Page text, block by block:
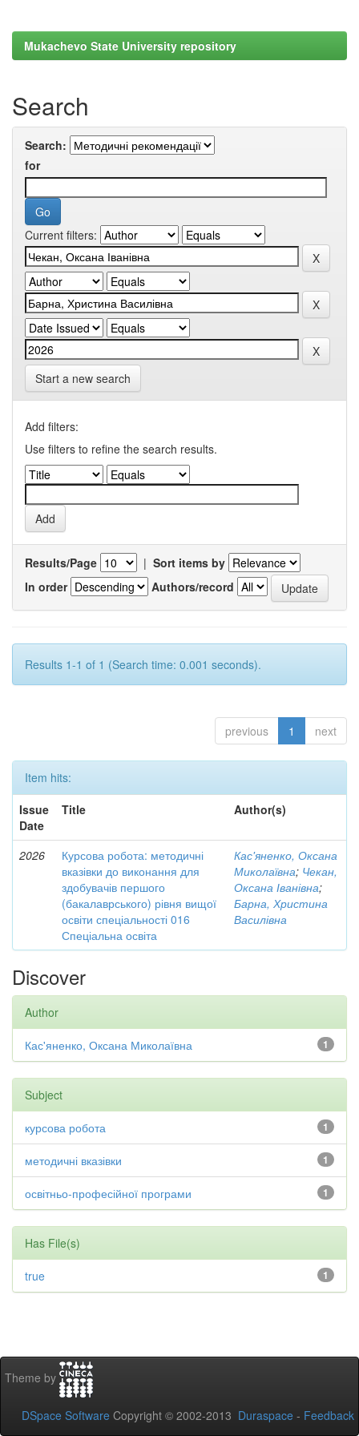
Mukachevo State University repository
Search
Search:
for
Current filters:
Start a new search
Add filters:
Use filters to refine the search results.
Results/Page | Sort items by
In order
Authors/record
Results 1-1 of 1 (Search time: 0.001 seconds).
previous 1 next
Item hits:
Issue
Date
Title Author(s)
2026
Курсова робота: методичні
вказівки до виконання для
здобувачів першого
(бакалаврського) рівня вищої
освіти спеціальності 016
Спеціальна освіта
Кас'яненко, Оксана
Миколаївна; Чекан,
Оксана Іванівна;
Барна, Христина
Василівна
Discover
Author
1
Кас'яненко, Оксана Миколаївна
Subject
1
курсова робота
1
методичні вказівки
1
освітньо-професійної програми
Has File(s)
1
true
Theme by
DSpace Software Copyright © 2002-2013 Duraspace - Feedback